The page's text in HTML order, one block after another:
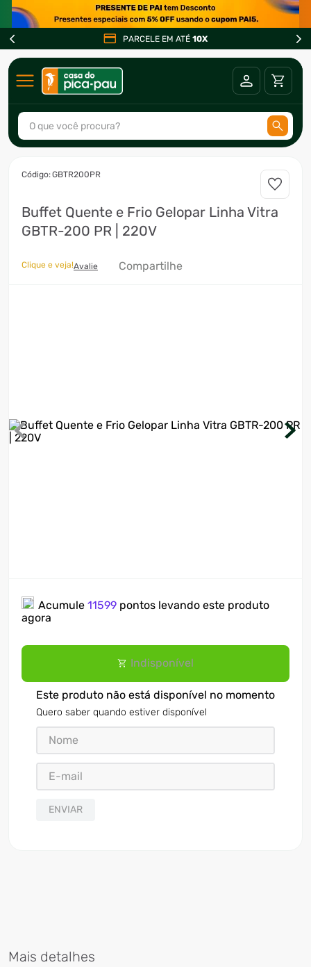
PARCELE EM ATÉ 10X
O que você procura?
:GBTR200PR
Buffet Quente e Frio Gelopar Linha Vitra
GBTR-200 PR | 220V
Clique e veja!Avalie Compartilhe
Acumule 11599 pontos levando este produto
agora
Indisponível
Este produto não está disponível no momento
Quero saber quando estiver disponível
ENVIAR
Mais detalhes
2º
freezer
3º
fogão
4º
forno